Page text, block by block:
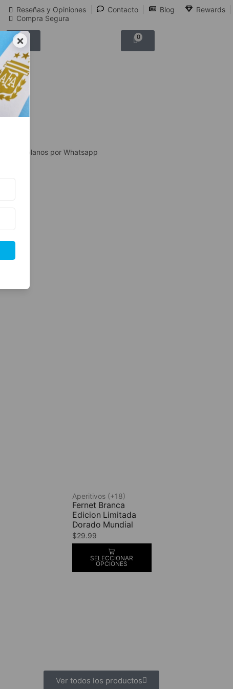
×
Reseñas y Opiniones Contacto Blog
Rewards
Compra Segura
0 0
Hablanos por Whatsapp
Aperitivos (+18)
Fernet Branca
Edicion Limitada
Dorado Mundial
$29.99
SELECCIONAR
OPCIONES
Ver todos los productos